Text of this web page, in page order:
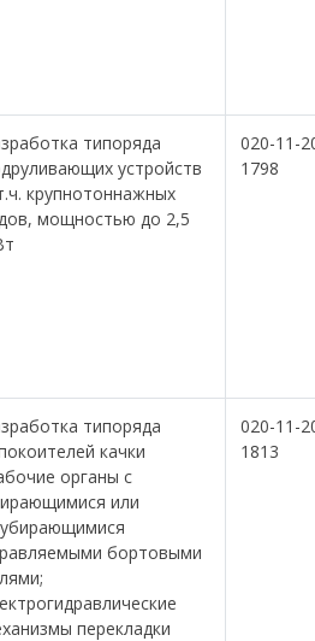
типоряда
устройств
крупнотоннажных
мощностью до 2,5
020-11-
1798
типоряда
качки
органы с
или
бортовыми
перекладки
020-11-
1813